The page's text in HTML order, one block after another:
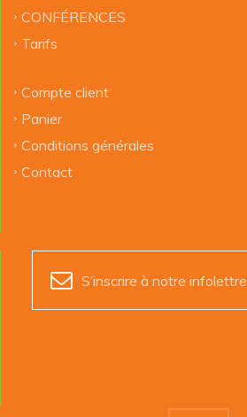
CONFÉRENCES
Tarifs
Compte client
Panier
Conditions générales
Contact
S’inscrire à notre infolettre